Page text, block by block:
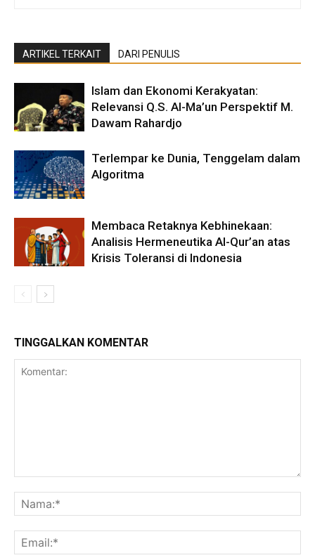
ARTIKEL TERKAIT DARI PENULIS
Islam dan Ekonomi Kerakyatan:
Relevansi Q.S. Al-Ma’un Perspektif M.
Dawam Rahardjo
Terlempar ke Dunia, Tenggelam dalam
Algoritma
Membaca Retaknya Kebhinekaan:
Analisis Hermeneutika Al-Qur’an atas
Krisis Toleransi di Indonesia
TINGGALKAN KOMENTAR